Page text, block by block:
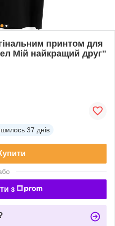
принтом для
Мій найкращий друг"
37 днів
з